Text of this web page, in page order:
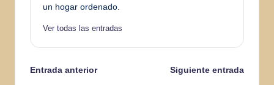
un hogar ordenado.
Ver todas las entradas
Navegación
Entrada anterior Siguiente entrada